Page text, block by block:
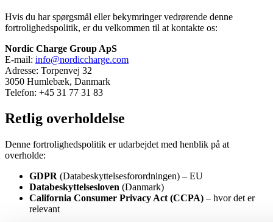
Hvis du har spørgsmål eller bekymringer vedrørende denne
fortrolighedspolitik, er du velkommen til at kontakte os:
Nordic Charge Group ApS
E-mail: info@nordiccharge.com
Adresse: Torpenvej 32
3050 Humlebæk, Danmark
Telefon: +45 31 77 31 83
Retlig overholdelse
Denne fortrolighedspolitik er udarbejdet med henblik på at
overholde:
GDPR (Databeskyttelsesforordningen) – EU
Databeskyttelsesloven (Danmark)
California Consumer Privacy Act (CCPA) – hvor det er
relevant